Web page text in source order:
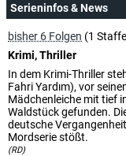
Serieninfos & News
bisher 6 Folgen (1
Krimi, Thriller
In dem Krimi-Thriller
Fahri Yardım), vor
Mädchenleiche mit tief
Waldstück gefunden.
deutsche
Mordserie stößt.
(RD)